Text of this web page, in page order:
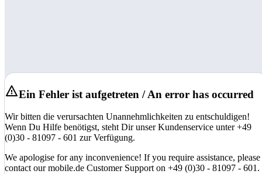
Ein Fehler ist aufgetreten / An error has occurred
Wir bitten die verursachten Unannehmlichkeiten zu entschuldigen!
Wenn Du Hilfe benötigst, steht Dir unser Kundenservice unter +49
(0)30 - 81097 - 601 zur Verfügung.
We apologise for any inconvenience! If you require assistance, please
contact our mobile.de Customer Support on +49 (0)30 - 81097 - 601.